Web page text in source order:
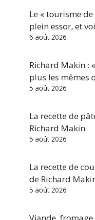
Le « tourisme
plein essor, et
6 août 2026
Richard Makin :
plus les mêmes
5 août 2026
La recette de
Richard Makin
5 août 2026
La recette de
de Richard
5 août 2026
Viande,